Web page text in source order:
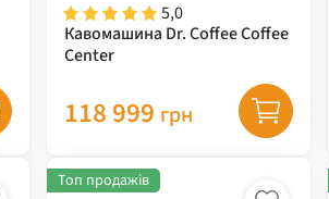
5,0
Кавомашина Dr. Coffee Coffee
Center
118 999 грн
Топ продажів